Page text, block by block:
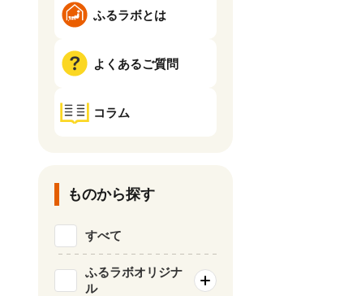
ふるラボとは
よくあるご質問
コラム
ものから探す
すべて
ふるラボオリジナ
ル